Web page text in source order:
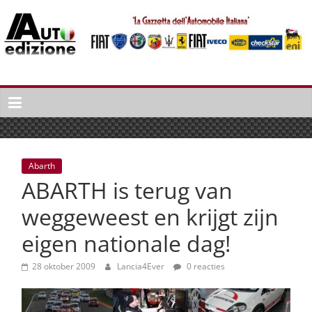
naar
inhoud
Auto
Edizione
La
Gazetta
dell'Automobile
Italiana
autonieuws
lifestyle
Abarth
ABARTH is terug van
weggeweest en krijgt zijn
eigen nationale dag!
28 oktober 2009 Lancia4Ever 0 reacties